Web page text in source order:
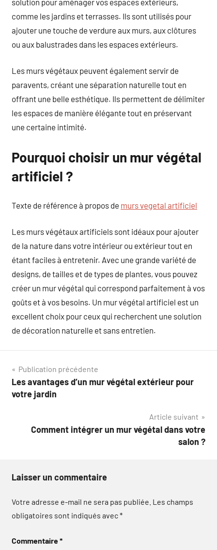
comme les jardins et terrasses. Ils sont utilisés pour
ajouter une touche de verdure aux murs, aux clôtures
ou aux balustrades dans les espaces extérieurs.
Les murs végétaux peuvent également servir de
paravents, créant une séparation naturelle tout en
offrant une belle esthétique. Ils permettent de délimiter
les espaces de manière élégante tout en préservant
une certaine intimité.
Pourquoi choisir un mur végétal
artificiel ?
Texte de référence à propos de murs vegetal artificiel
Les murs végétaux artificiels sont idéaux pour ajouter
de la nature dans votre intérieur ou extérieur tout en
étant faciles à entretenir. Avec une grande variété de
designs, de tailles et de types de plantes, vous pouvez
créer un mur végétal qui correspond parfaitement à vos
goûts et à vos besoins. Un mur végétal artificiel est un
excellent choix pour ceux qui recherchent une solution
de décoration naturelle et sans entretien.
Navigation
de
Publication précédente
Les avantages d’un mur végétal extérieur pour
votre jardin
Article suivant
Comment intégrer un mur végétal dans votre
salon ?
Laisser un commentaire
Votre adresse e-mail ne sera pas publiée. Les champs
obligatoires sont indiqués avec*
Commentaire*